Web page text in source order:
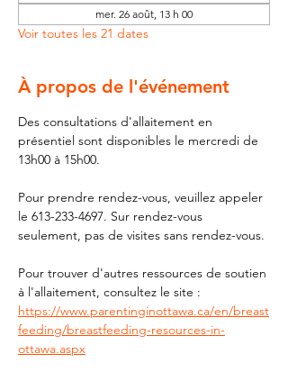
mer. 26 août, 13 h 00
Voir toutes les 21 dates
À propos de l'événement
Des consultations d'allaitement en
présentiel sont disponibles le mercredi de
13h00 à 15h00.
Pour prendre rendez-vous, veuillez appeler
le 613-233-4697. Sur rendez-vous
seulement, pas de visites sans rendez-vous.
Pour trouver d'autres ressources de soutien
à l'allaitement, consultez le site :
https://www.parentinginottawa.ca/en/breast
feeding/breastfeeding-resources-in-
ottawa.aspx